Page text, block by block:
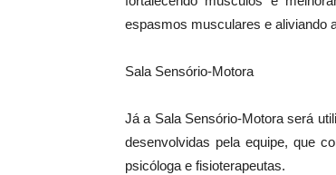
espasmos musculares e aliviando
Sala Sensório-Motora
Já a Sala Sensório-Motora será
desenvolvidas pela equipe, que
psicóloga e fisioterapeutas.